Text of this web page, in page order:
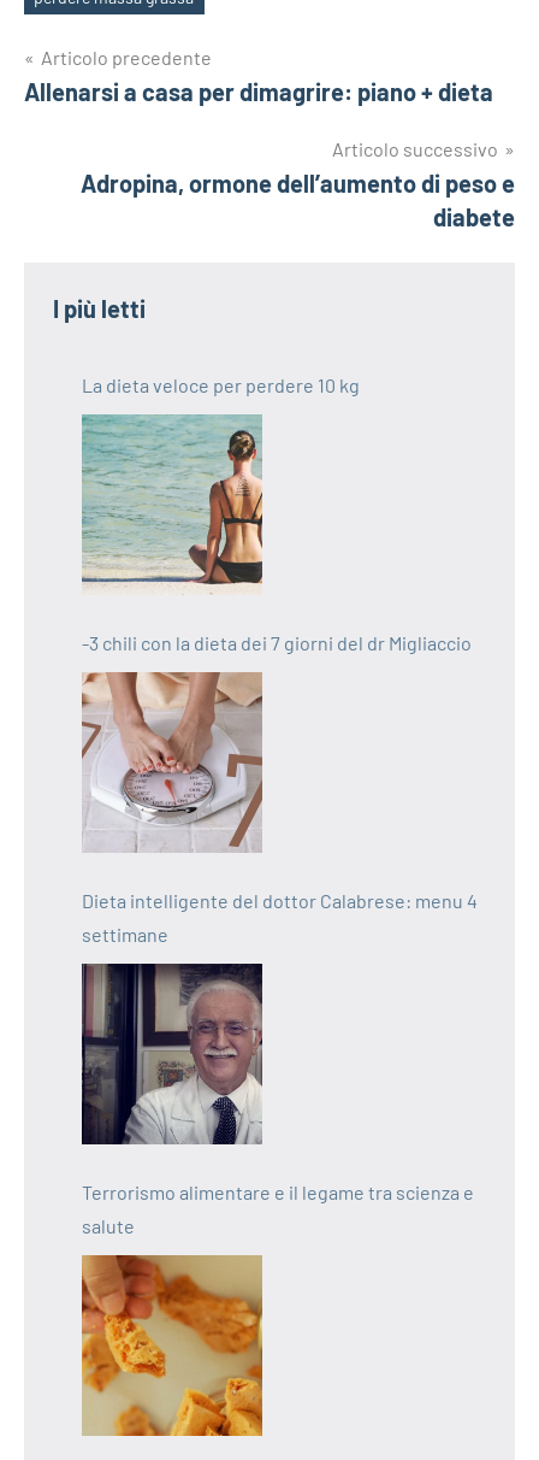
Tag
Navigazione
articoli
Articolo precedente
Allenarsi a casa per dimagrire: piano + dieta
Articolo successivo
Adropina, ormone dell’aumento di peso e
diabete
I più letti
La dieta veloce per perdere 10 kg
-3 chili con la dieta dei 7 giorni del dr Migliaccio
Dieta intelligente del dottor Calabrese: menu 4
settimane
Terrorismo alimentare e il legame tra scienza e
salute